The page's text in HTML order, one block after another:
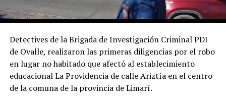
Detectives de la Brigada de Investigación Criminal PDI
de Ovalle, realizaron las primeras diligencias por el robo
en lugar no habitado que afectó al establecimiento
educacional La Providencia de calle Ariztía en el centro
de la comuna de la provincia de Limarí.